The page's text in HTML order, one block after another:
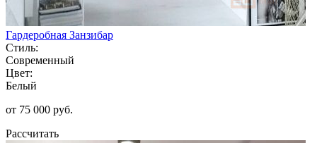
Гардеробная Занзибар
Стиль:
Современный
Цвет:
Белый
от 75 000 руб.
Рассчитать